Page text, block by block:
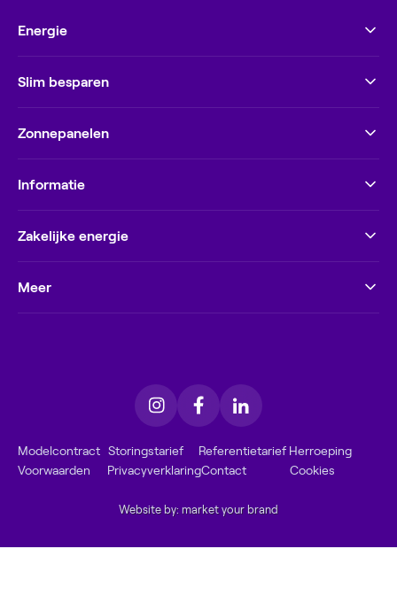
Energie
Slim besparen
Zonnepanelen
Informatie
Zakelijke energie
Meer
Modelcontract Storingstarief Referentietarief Herroeping
Voorwaarden
PrivacyverklaringContact Cookies
Website by: market your brand